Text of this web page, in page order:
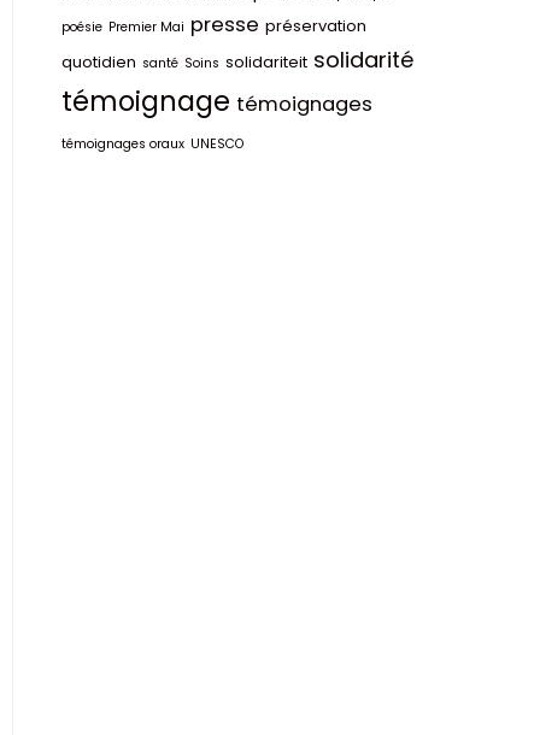
poésie Premier Mai presse préservation
quotidien santé Soins solidariteit solidarité
témoignage témoignages
témoignages oraux UNESCO